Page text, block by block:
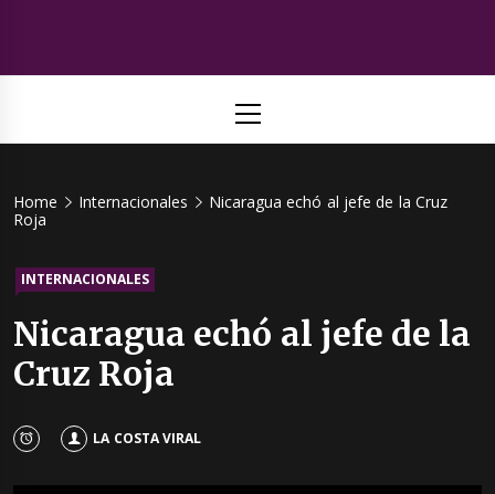
Viral
Menu
Home Internacionales
Nicaragua echó al jefe de la Cruz
Roja
INTERNACIONALES
Nicaragua echó al jefe de la
Cruz Roja
LA COSTA VIRAL